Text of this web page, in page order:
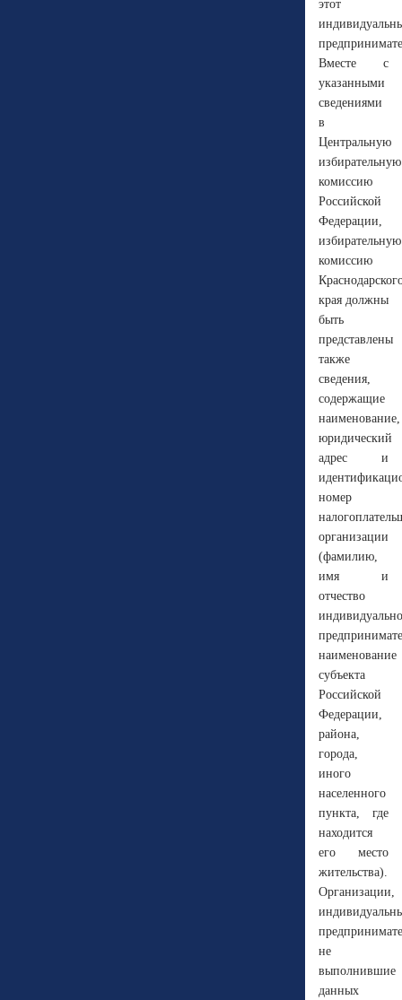
этот
Вместе с
указанными
сведениями
в
Центральную
избирательную
комиссию
Российской
Федерации,
избирательную
комиссию
края должны
быть
представлены
также
сведения,
содержащие
наименование,
юридический
адрес и
номер
организации
(фамилию,
имя и
отчество
наименование
субъекта
Российской
Федерации,
района,
города,
иного
населенного
пункта, где
находится
его место
жительства).
Организации,
не
выполнившие
данных